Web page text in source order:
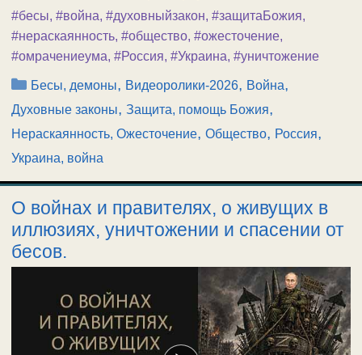
#бесы, #война, #духовныйзакон, #защитаБожия,
#нераскаянность, #общество, #ожесточение,
#омрачениеума, #Россия, #Украина, #уничтожение
Рубрики
Бесы, демоны, Видеоролики-2026, Война,
Духовные законы, Защита, помощь Божия,
Нераскаянность, Ожесточение, Общество, Россия,
Украина, война
О войнах и правителях, о живущих в
иллюзиях, уничтожении и спасении от
бесов.